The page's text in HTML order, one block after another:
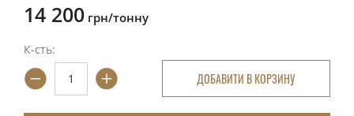
14 200 грн/тонну
К-сть:
ДОБАВИТИ В КОРЗИНУ